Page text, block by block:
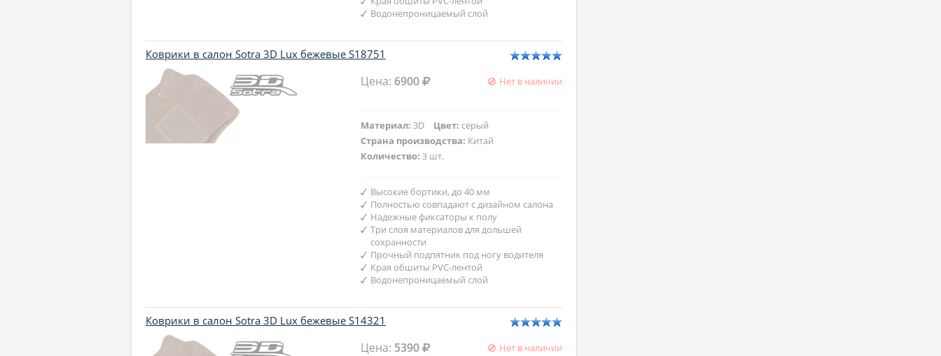
Водонепроницаемый слой
Коврики в салон Sotra 3D Lux бежевые S18751
Цена:6900 Нет в наличии
Материал:3D Цвет:серый
Страна производства: Китай
Количество:3 шт.
Высокие бортики, до 40 мм
Полностью совпадают с дизайном салона
Надежные фиксаторы к полу
Три слоя материалов для дольшей
сохранности
Прочный подпятник под ногу водителя
Края обшиты PVC-лентой
Водонепроницаемый слой
Коврики в салон Sotra 3D Lux бежевые S14321
Цена: 5390 Нет в наличии